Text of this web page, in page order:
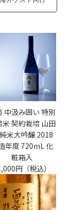
中汲み囲い 特別
米 契約栽培 山田
米大吟醸 2018
年度 720mL 化
粧箱入
円（税込）